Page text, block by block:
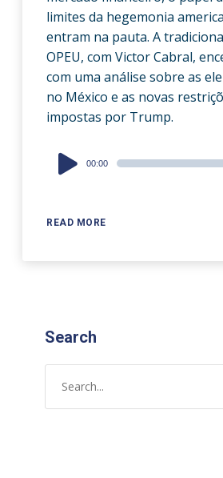
limites da hegemonia
entram na pauta. A
OPEU, com Victor Cabral,
com uma análise sobre as
no México e as novas
impostas por Trump.
READ MORE
Audio
Player
00:00
Search